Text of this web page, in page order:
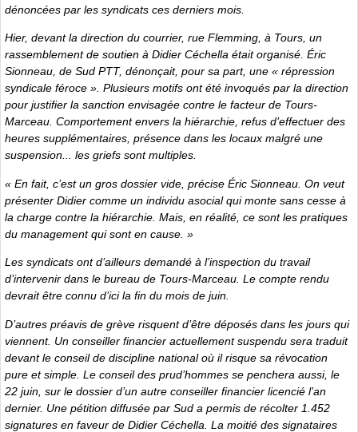
dénoncées par les syndicats ces derniers mois.
Hier, devant la direction du courrier, rue Flemming, à Tours, un
rassemblement de soutien à Didier Céchella était organisé. Éric
Sionneau, de Sud PTT, dénonçait, pour sa part, une « répression
syndicale féroce ». Plusieurs motifs ont été invoqués par la direction
pour justifier la sanction envisagée contre le facteur de Tours-
Marceau. Comportement envers la hiérarchie, refus d’effectuer des
heures supplémentaires, présence dans les locaux malgré une
suspension... les griefs sont multiples.
« En fait, c’est un gros dossier vide, précise Éric Sionneau. On veut
présenter Didier comme un individu asocial qui monte sans cesse à
la charge contre la hiérarchie. Mais, en réalité, ce sont les pratiques
du management qui sont en cause. »
Les syndicats ont d’ailleurs demandé à l’inspection du travail
d’intervenir dans le bureau de Tours-Marceau. Le compte rendu
devrait être connu d’ici la fin du mois de juin.
D’autres préavis de grève risquent d’être déposés dans les jours qui
viennent. Un conseiller financier actuellement suspendu sera traduit
devant le conseil de discipline national où il risque sa révocation
pure et simple. Le conseil des prud’hommes se penchera aussi, le
22 juin, sur le dossier d’un autre conseiller financier licencié l’an
dernier. Une pétition diffusée par Sud a permis de récolter 1.452
signatures en faveur de Didier Céchella. La moitié des signataires